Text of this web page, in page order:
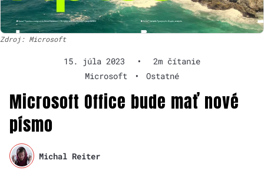
Zdroj: Microsoft
15. júla 2023 •
2m čítanie
Microsoft
• Ostatné
Microsoft Office bude mať nové
písmo
Michal Reiter